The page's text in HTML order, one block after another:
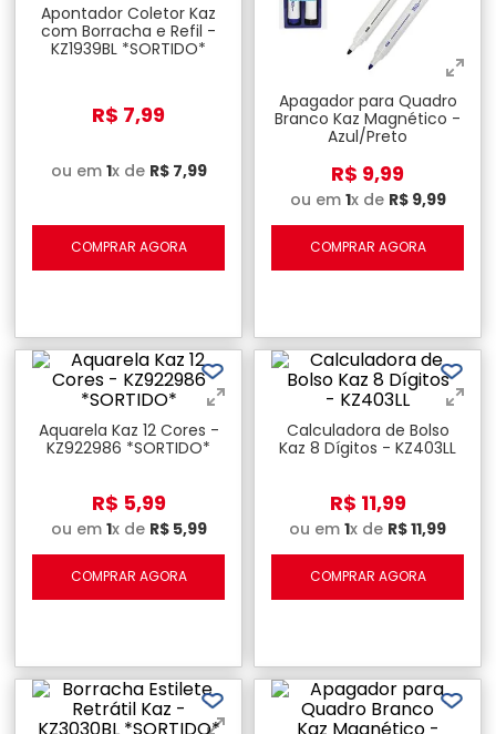
Apontador Coletor Kaz
com Borracha e Refil -
KZ1939BL *SORTIDO*
R$ 7,99
ou em 1x de R$ 7,99
COMPRAR AGORA
Apagador para Quadro
Branco Kaz Magnético -
Azul/Preto
R$ 9,99
ou em 1x de R$ 9,99
COMPRAR AGORA
Aquarela Kaz 12 Cores -
KZ922986 *SORTIDO*
R$ 5,99
ou em 1x de R$ 5,99
COMPRAR AGORA
Calculadora de Bolso
Kaz 8 Dígitos - KZ403LL
R$ 11,99
ou em 1x de R$11,99
COMPRAR AGORA